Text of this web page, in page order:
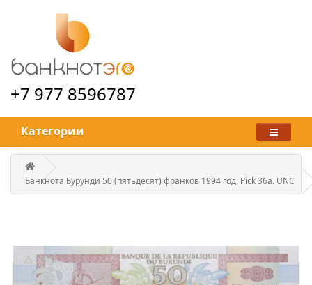
+7 977 8596787
Категории
Банкнота Бурунди 50 (пятьдесят) франков 1994 год. Pick 36a. UNC